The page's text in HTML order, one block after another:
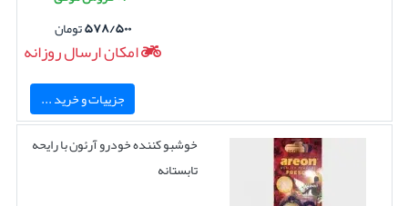
۵۷۸/۵۰۰تومان
امکان ارسال روزانه
جزییات و خرید ...
خوشبو کننده خودرو آرئون با رایحه
تابستانه